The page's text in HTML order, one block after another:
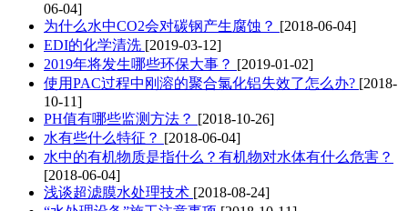
06-04]
为什么水中CO2会对碳钢产生腐蚀？ [2018-06-04]
EDI的化学清洗 [2019-03-12]
2019年将发生哪些环保大事？ [2019-01-02]
使用PAC过程中刚溶的聚合氯化铝失效了怎么办? [2018-
10-11]
PH值有哪些监测方法？ [2018-10-26]
水有些什么特征？ [2018-06-04]
水中的有机物质是指什么？有机物对水体有什么危害？
[2018-06-04]
浅谈超滤膜水处理技术 [2018-08-24]